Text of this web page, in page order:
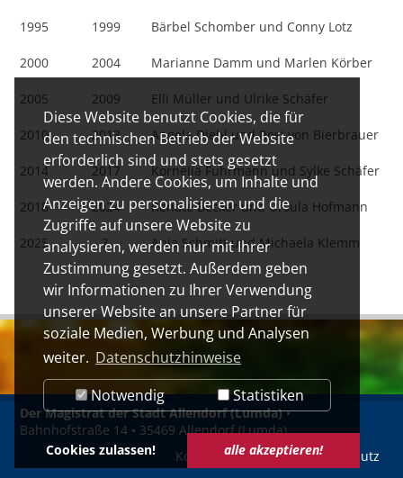
Diese Website benutzt Cookies, die für
den technischen Betrieb der Website
erforderlich sind und stets gesetzt
werden. Andere Cookies, um Inhalte und
Anzeigen zu personalisieren und die
Zugriffe auf unsere Website zu
analysieren, werden nur mit Ihrer
Zustimmung gesetzt. Außerdem geben
wir Informationen zu Ihrer Verwendung
unserer Website an unsere Partner für
soziale Medien, Werbung und Analysen
weiter. Datenschutzhinweise
Notwendig
Statistiken
Cookies zulassen! alle akzeptieren!
1995 1999 Bärbel Schomber und Conny Lotz
2000 2004 Marianne Damm und Marlen Körber
2005 2009 Elli Müller und Ulrike Schäfer
2010 2013 Angela Diehl und Rosi von Bierbrauer
2014 2017 Kornelia Fuhrmann und Sylke Schäfer
2018 2024 Renate Becker und Ursula Hofmann
2025 ? Anja Schmitt und Michaela Klemm
Der Magistrat der Stadt Allendorf (Lumda)•
Bahnhofstraße 14 • 35469 Allendorf (Lumda)
Kontakt
Impressum Datenschutz